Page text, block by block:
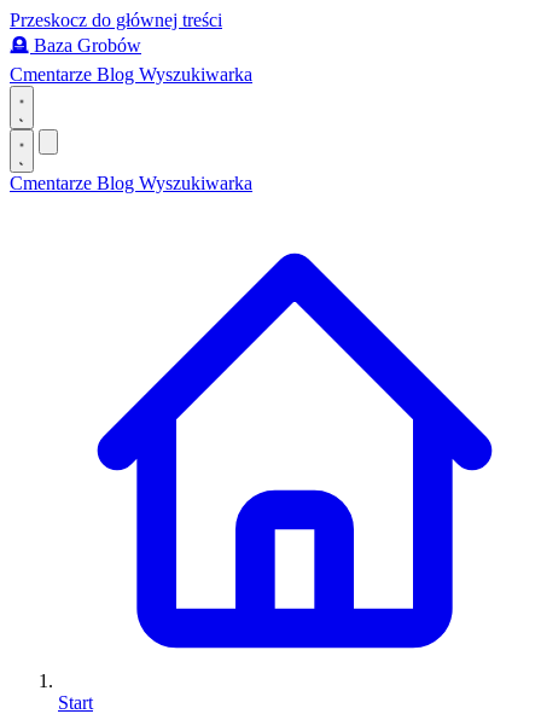
Przeskocz do głównej treści
🪦 Baza Grobów
Cmentarze Blog Wyszukiwarka
Cmentarze Blog Wyszukiwarka
Start